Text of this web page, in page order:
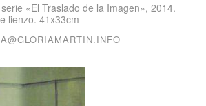
«El Traslado de la Imagen», 2014.
lienzo. 41x33cm